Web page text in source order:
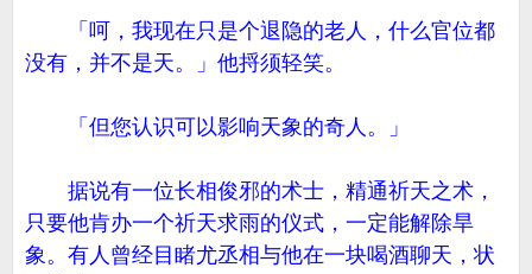
「呵，我现在只是个退隐的老人，什么官位都
没有，并不是天。」他捋须轻笑。
「但您认识可以影响天象的奇人。」
据说有一位长相俊邪的术士，精通祈天之术，
只要他肯办一个祈天求雨的仪式，一定能解除旱
象。有人曾经目睹尤丞相与他在一块喝酒聊天，状